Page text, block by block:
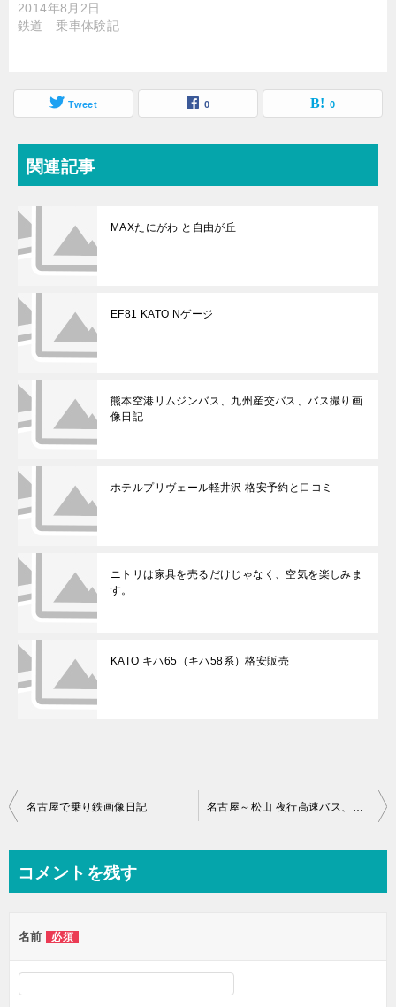
2014年8月2日
鉄道 乗車体験記
Tweet 0 0
関連記事
MAXたにがわ と自由が丘
EF81 KATO Nゲージ
熊本空港リムジンバス、九州産交バス、バス撮り画
像日記
ホテルプリヴェール軽井沢 格安予約と口コミ
ニトリは家具を売るだけじゃなく、空気を楽しみま
す。
KATO キハ65（キハ58系）格安販売
投
ビ
ー
シ
名古屋で乗り鉄画像日記 名古屋～松山 夜行高速バス、オリーブ号(JR四国バス)乗車体験記
コメントを残す
名前 必須